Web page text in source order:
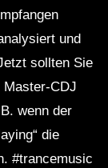
und
sollten Sie
CDJ
wenn der
die
#trancemusic